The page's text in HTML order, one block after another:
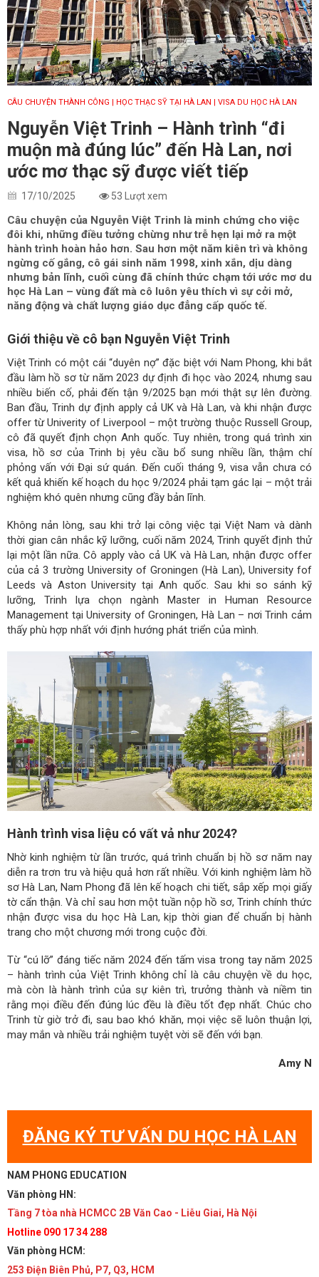
CÂU CHUYỆN THÀNH CÔNG | HỌC THẠC SỸ TẠI HÀ LAN | VISA DU HỌC HÀ LAN
Nguyễn Việt Trinh – Hành trình “đi
muộn mà đúng lúc” đến Hà Lan, nơi
ước mơ thạc sỹ được viết tiếp
17/10/2025 53 Lượt xem
Câu chuyện của Nguyễn Việt Trinh là minh chứng cho việc
đôi khi, những điều tưởng chừng như trễ hẹn lại mở ra một
hành trình hoàn hảo hơn. Sau hơn một năm kiên trì và không
ngừng cố gắng, cô gái sinh năm 1998, xinh xắn, dịu dàng
nhưng bản lĩnh, cuối cùng đã chính thức chạm tới ước mơ du
học Hà Lan – vùng đất mà cô luôn yêu thích vì sự cởi mở,
năng động và chất lượng giáo dục đẳng cấp quốc tế.
Giới thiệu về cô bạn Nguyễn Việt Trinh
Việt Trinh có một cái “duyên nợ” đặc biệt với Nam Phong, khi bắt
đầu làm hồ sơ từ năm 2023 dự định đi học vào 2024, nhưng sau
nhiều biến cố, phải đến tận 9/2025 bạn mới thật sự lên đường.
Ban đầu, Trinh dự định apply cả UK và Hà Lan, và khi nhận được
offer từ Univerity of Liverpool – một trường thuộc Russell Group,
cô đã quyết định chọn Anh quốc. Tuy nhiên, trong quá trình xin
visa, hồ sơ của Trinh bị yêu cầu bổ sung nhiều lần, thậm chí
phỏng vấn với Đại sứ quán. Đến cuối tháng 9, visa vẫn chưa có
kết quả khiến kế hoạch du học 9/2024 phải tạm gác lại – một trải
nghiệm khó quên nhưng cũng đầy bản lĩnh.
Không nản lòng, sau khi trở lại công việc tại Việt Nam và dành
thời gian cân nhắc kỹ lưỡng, cuối năm 2024, Trinh quyết định thử
lại một lần nữa. Cô apply vào cả UK và Hà Lan, nhận được offer
của cả 3 trường University of Groningen (Hà Lan), University fof
Leeds và Aston University tại Anh quốc. Sau khi so sánh kỹ
lưỡng, Trinh lựa chọn ngành Master in Human Resource
Management tại University of Groningen, Hà Lan – nơi Trinh cảm
thấy phù hợp nhất với định hướng phát triển của mình.
Hành trình visa liệu có vất vả như 2024?
Nhờ kinh nghiệm từ lần trước, quá trình chuẩn bị hồ sơ năm nay
diễn ra trơn tru và hiệu quả hơn rất nhiều. Với kinh nghiệm làm hồ
sơ Hà Lan, Nam Phong đã lên kế hoạch chi tiết, sắp xếp mọi giấy
tờ cẩn thận. Và chỉ sau hơn một tuần nộp hồ sơ, Trinh chính thức
nhận được visa du học Hà Lan, kịp thời gian để chuẩn bị hành
trang cho một chương mới trong cuộc đời.
Từ “cú lỡ” đáng tiếc năm 2024 đến tấm visa trong tay năm 2025
– hành trình của Việt Trinh không chỉ là câu chuyện về du học,
mà còn là hành trình của sự kiên trì, trưởng thành và niềm tin
rằng mọi điều đến đúng lúc đều là điều tốt đẹp nhất. Chúc cho
Trinh từ giờ trở đi, sau bao khó khăn, mọi việc sẽ luôn thuận lợi,
may mắn và nhiều trải nghiệm tuyệt vời sẽ đến với bạn.
Amy N
ĐĂNG KÝ TƯ VẤN DU HỌC HÀ LAN
NAM PHONG EDUCATION
Văn phòng HN:
Tầng 7 tòa nhà HCMCC 2B Văn Cao - Liễu Giai, Hà Nội
Hotline 090 17 34 288
Văn phòng HCM:
253 Điện Biên Phủ, P7, Q3, HCM